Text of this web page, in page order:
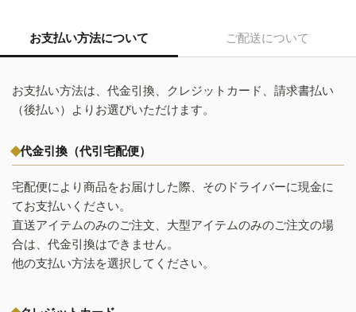
お支払い方法について ご配送について
お支払い方法は、代金引換、クレジットカード、請求書払い
（後払い）よりお選びいただけます。
代金引換（代引宅配便）
宅配便により商品をお届けした際、そのドライバーに現金に
てお支払いください。
直送アイテムのみのご注文、大型アイテムのみのご注文の場
合は、代金引換はできません。
他の支払い方法を選択してください。